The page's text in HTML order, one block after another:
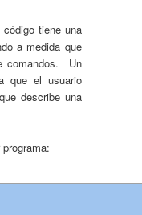
tiene una
a medida que
comandos. Un
que el usuario
describe una